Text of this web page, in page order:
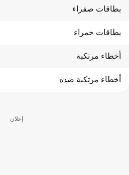
بطاقات صفراء
بطاقات حمراء
أخطاء مرتكبة
أخطاء مرتكبة ضده
إعلان